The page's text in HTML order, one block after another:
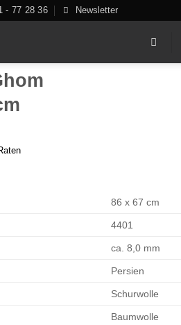
- 77 28 36 Newsletter
86 x 67 cm
4401
ca. 8,0 mm
Persien
Schurwolle
Baumwolle